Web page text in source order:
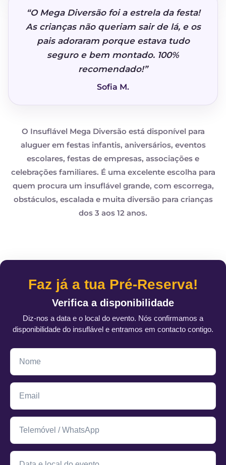
“O Mega Diversão foi a estrela da festa!
As crianças não queriam sair de lá, e os
pais adoraram porque estava tudo
seguro e bem montado. 100%
recomendado!”
Sofia M.
O Insuflável Mega Diversão está disponível para
aluguer em festas infantis, aniversários, eventos
escolares, festas de empresas, associações e
celebrações familiares. É uma excelente escolha para
quem procura um insuflável grande, com escorrega,
obstáculos, escalada e muita diversão para crianças
dos 3 aos 12 anos.
Faz já a tua Pré-Reserva!
Verifica a disponibilidade
Diz-nos a data e o local do evento. Nós confirmamos a
disponibilidade do insuflável e entramos em contacto contigo.